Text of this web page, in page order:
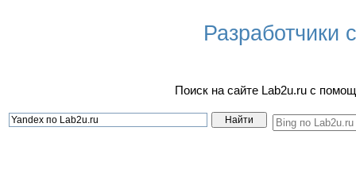
Разработчики
Поиск на сайте Lab2u.ru с